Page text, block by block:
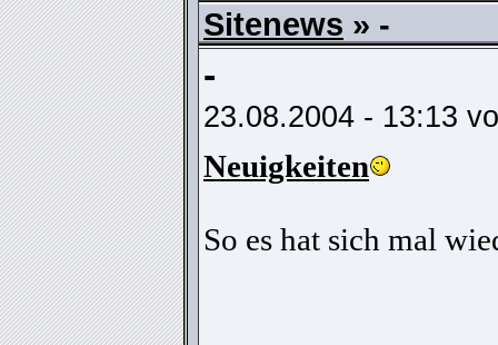
Sitenews » -
-
23.08.2004 - 13:13
Neuigkeiten
So es hat sich mal